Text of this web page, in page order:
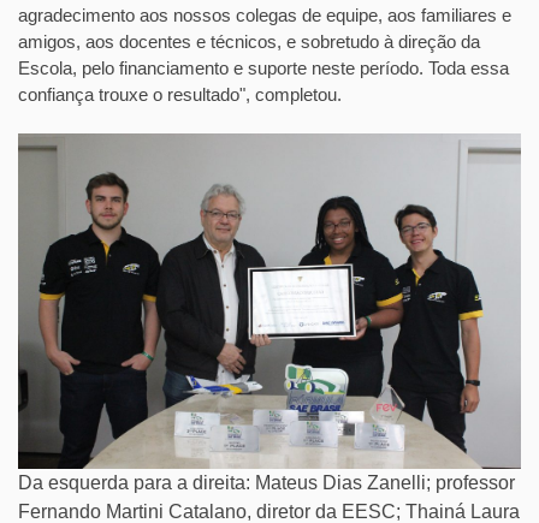
agradecimento aos nossos colegas de equipe, aos familiares e
amigos, aos docentes e técnicos, e sobretudo à direção da
Escola, pelo financiamento e suporte neste período. Toda essa
confiança trouxe o resultado", completou.
Da esquerda para a direita: Mateus Dias Zanelli; professor
Fernando Martini Catalano, diretor da EESC; Thainá Laura